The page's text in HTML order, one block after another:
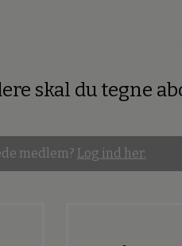
skal du tegne
medlem? Log ind her.